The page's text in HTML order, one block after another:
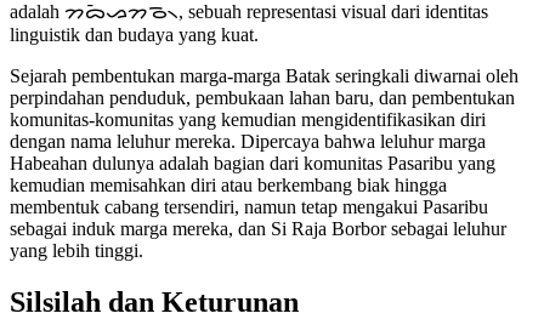
adalah ᯂᯅᯩᯀᯂᯉ᯲, sebuah representasi visual dari identitas
linguistik dan budaya yang kuat.
Sejarah pembentukan marga-marga Batak seringkali diwarnai oleh
perpindahan penduduk, pembukaan lahan baru, dan pembentukan
komunitas-komunitas yang kemudian mengidentifikasikan diri
dengan nama leluhur mereka. Dipercaya bahwa leluhur marga
Habeahan dulunya adalah bagian dari komunitas Pasaribu yang
kemudian memisahkan diri atau berkembang biak hingga
membentuk cabang tersendiri, namun tetap mengakui Pasaribu
sebagai induk marga mereka, dan Si Raja Borbor sebagai leluhur
yang lebih tinggi.
Silsilah dan Keturunan